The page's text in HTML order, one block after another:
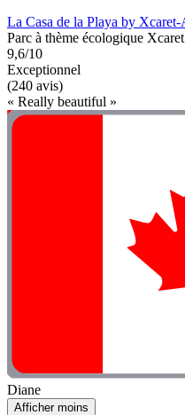
La Casa de la Playa by
Parc à thème écologique
9,6/10
Exceptionnel
(240 avis)
« Really beautiful »
Diane
Afficher moins